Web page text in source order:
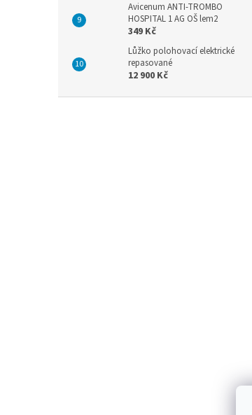
Avicenum ANTI-TROMBO
HOSPITAL 1 AG OŠ lem2
349 Kč
Lůžko polohovací elektrické
repasované
12 900 Kč